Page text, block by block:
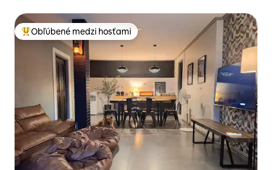
Najobľúbenejšie medzi hosťami
Obľúbené medzi hosťami